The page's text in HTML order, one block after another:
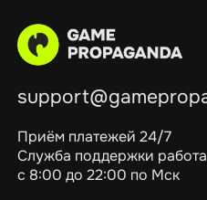
Приём платежей 24/7
Служба поддержки
с 8:00 до 22:00 по Мск